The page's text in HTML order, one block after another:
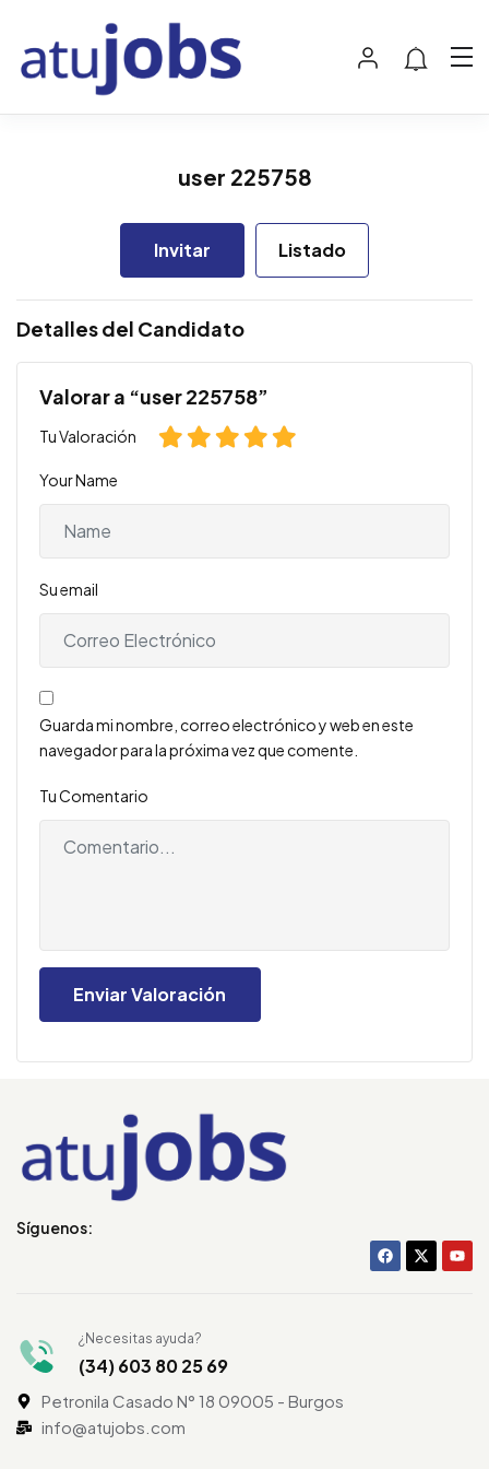
user 225758
Invitar Listado
Detalles del Candidato
Valorar a “user 225758”
Tu Valoración
Your Name
Su email
Guarda mi nombre, correo electrónico y web en este
navegador para la próxima vez que comente.
Tu Comentario
Síguenos:
¿Necesitas ayuda?
(34) 603 80 25 69
Petronila Casado N° 18 09005 - Burgos
info@atujobs.com